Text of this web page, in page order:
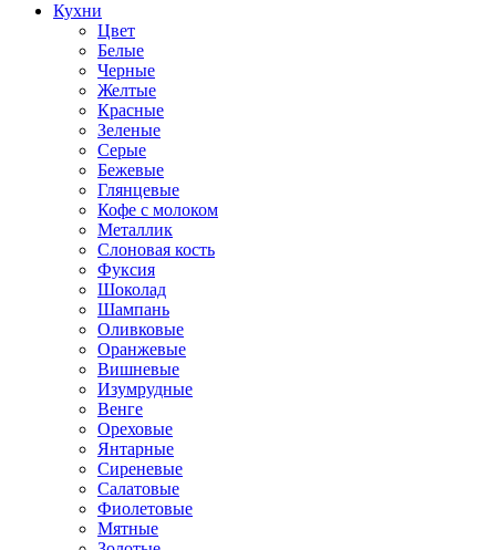
Кухни
Цвет
Белые
Черные
Желтые
Красные
Зеленые
Серые
Бежевые
Глянцевые
Кофе с молоком
Металлик
Слоновая кость
Фуксия
Шоколад
Шампань
Оливковые
Оранжевые
Вишневые
Изумрудные
Венге
Ореховые
Янтарные
Сиреневые
Салатовые
Фиолетовые
Мятные